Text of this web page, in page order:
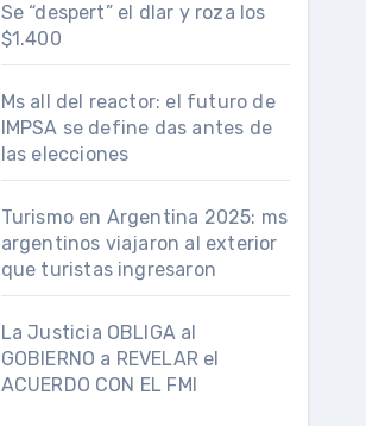
Se “despert” el dlar y roza los
$1.400
Ms all del reactor: el futuro de
IMPSA se define das antes de
las elecciones
Turismo en Argentina 2025: ms
argentinos viajaron al exterior
que turistas ingresaron
La Justicia OBLIGA al
GOBIERNO a REVELAR el
ACUERDO CON EL FMI